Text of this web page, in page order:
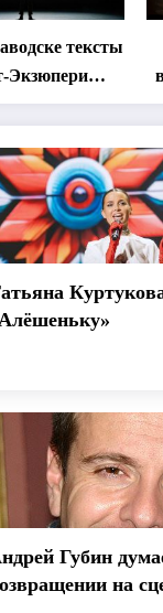
тексты
Экзюпери
на язык
Губин
на